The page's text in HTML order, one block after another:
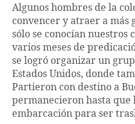
Algunos hombres de la
convencer y atraer a más
sólo se conocían nuestros
varios meses de
se logró organizar un
Estados Unidos, donde
Partieron con destino a
permanecieron hasta
embarcación para ser